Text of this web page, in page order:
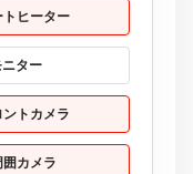
トヒーター
ター
ントカメラ
囲カメラ